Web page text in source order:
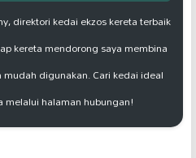
direktori kedai ekzos kereta terbaik
kereta mendorong saya membina
digunakan. Cari kedai ideal
melalui halaman hubungan!